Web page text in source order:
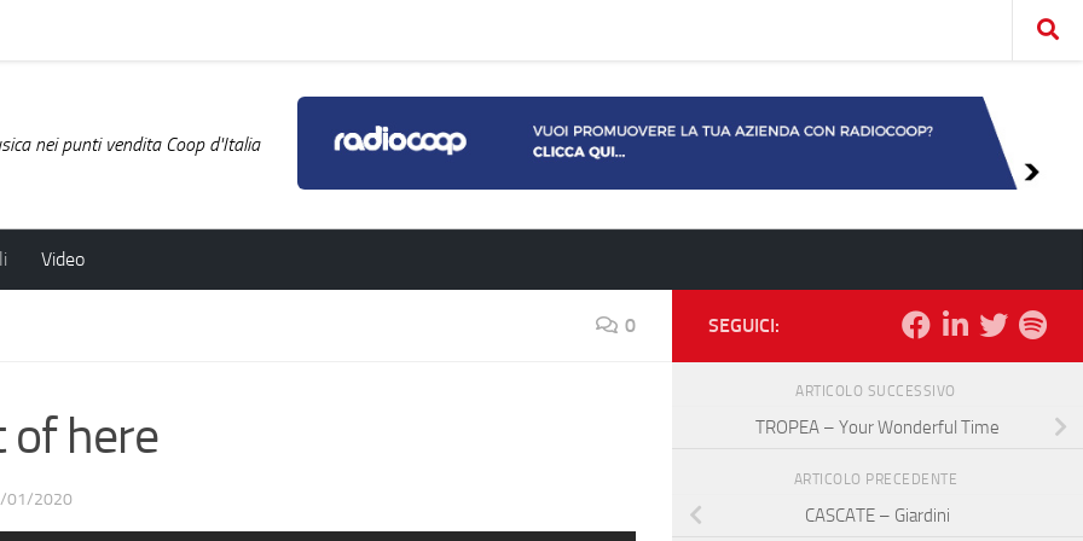
nei punti vendita Coop d'Italia
Video
0
of here
01/2020
SEGUICI:
ARTICOLO SUCCESSIVO
TROPEA – Your Wonderful Time
ARTICOLO PRECEDENTE
CASCATE – Giardini